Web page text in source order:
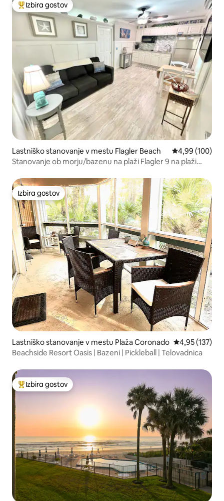
Najbolj priljubljena prenočišča z značko »Izbira gostov«
Izbira gostov
Lastniško stanovanje v mestu Flagler Beach Povprečna
4,99 (100)
Stanovanje ob morju/bazenu na plaži Flagler 9 na plaži
Izbira gostov
Izbira gostov
Lastniško stanovanje v mestu Plaža Coronado Povprečna
4,95 (137)
Beachside Resort Oasis | Bazeni | Pickleball | Telovadnica
Najbolj priljubljena prenočišča z značko »Izbira gostov«
Izbira gostov